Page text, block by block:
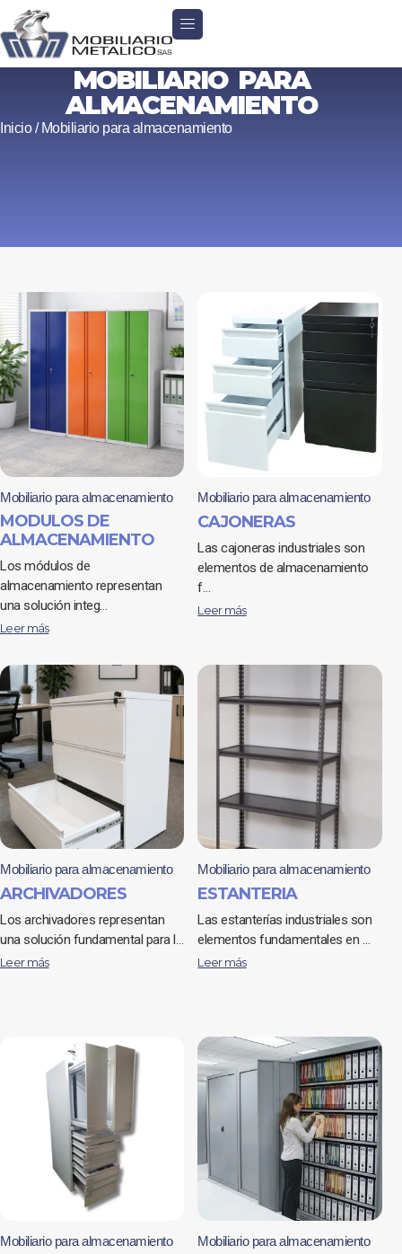
MOBILIARIO PARA
ALMACENAMIENTO
Inicio/ Mobiliario para almacenamiento
Mobiliario para almacenamiento
MODULOS DE
ALMACENAMIENTO
Los módulos de
almacenamiento representan
una solución integ…
Leer más
Mobiliario para almacenamiento
CAJONERAS
Las cajoneras industriales son
elementos de almacenamiento
f…
Leer más
Mobiliario para almacenamiento
ARCHIVADORES
Los archivadores representan
una solución fundamental para l…
Leer más
Mobiliario para almacenamiento
ESTANTERIA
Las estanterías industriales son
elementos fundamentales en …
Leer más
Mobiliario para almacenamiento Mobiliario para almacenamiento